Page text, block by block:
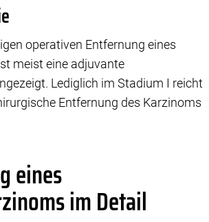
operativen Entfernung eines
meist eine adjuvante
Lediglich im Stadium I reicht
Entfernung des Karzinoms
eines
im Detail